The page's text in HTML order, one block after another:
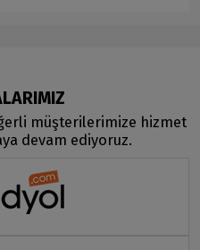
müşterilerimize hizmet
devam ediyoruz.